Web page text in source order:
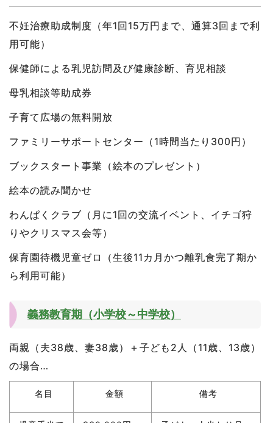
不妊治療助成制度（年1回15万円まで、通算3回まで利
用可能）
保健師による乳児訪問及び健康診断、育児相談
母乳相談等助成券
子育て広場の無料開放
ファミリーサポートセンター（1時間当たり300円）
ブックスタート事業（絵本のプレゼント）
絵本の読み聞かせ
わんぱくクラブ（月に1回の交流イベント、イチゴ狩
りやクリスマス会等）
保育園待機児童ゼロ（生後11カ月かつ離乳食完了期か
ら利用可能）
義務教育期（小学校～中学校）
両親（夫38歳、妻38歳）＋子ども2人（11歳、13歳）
の場合…
名目 金額 備考